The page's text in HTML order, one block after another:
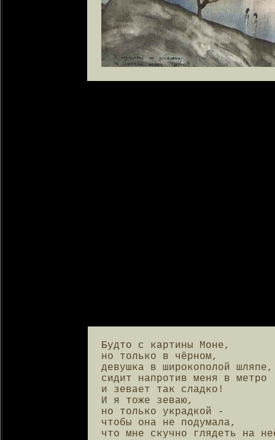
Будто с картины Моне,
но только в чёрном,
девушка в широкополой шляпе,
сидит напротив меня в метро
и зевает так сладко!
И я тоже зеваю,
но только украдкой -
чтобы она не подумала,
что мне скучно глядеть на